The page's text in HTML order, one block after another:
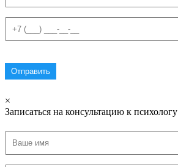
×
Записаться на консультацию к психологу